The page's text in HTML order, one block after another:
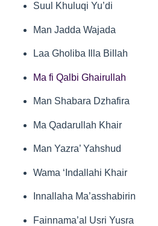
Suul Khuluqi Yu’di
Man Jadda Wajada
Laa Gholiba Illa Billah
Ma fi Qalbi Ghairullah
Man Shabara Dzhafira
Ma Qadarullah Khair
Man Yazra’ Yahshud
Wama ‘Indallahi Khair
Innallaha Ma’asshabirin
Fainnama’al Usri Yusra